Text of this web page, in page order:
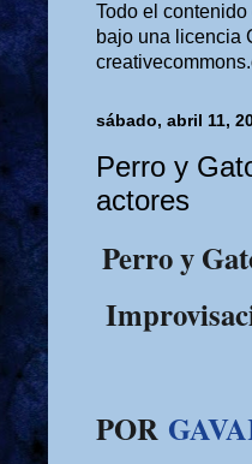
Todo el
bajo una licencia
sábado, abril 11,
Perro y
actores
Perro y
POR